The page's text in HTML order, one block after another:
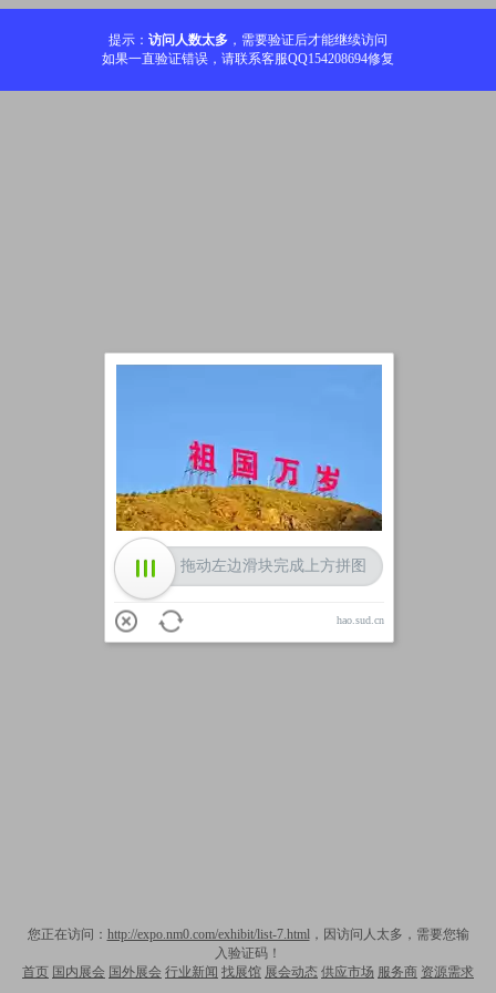
提示： 访问人数太多 ，需要验证后才能继续访问
如果一直验证错误，请联系客服QQ154208694修复
您正在访问： http://expo.nm0.com/exhibit/list-7.html，因访问人太多，需要您输
入验证码！
首页 国内展会 国外展会 行业新闻 找展馆 展会动态 供应市场 服务商 资源需求
拖动左边滑块完成上方拼图
hao.sud.cn